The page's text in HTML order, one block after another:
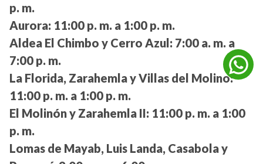
p. m.
Aurora: 11:00 p. m. a 1:00 p. m.
Aldea El Chimbo y Cerro Azul: 7:00 a. m. a
7:00 p. m.
La Florida, Zarahemla y Villas del Molino:
11:00 p. m. a 1:00 p. m.
El Molinón y Zarahemla II: 11:00 p. m. a 1:00
p. m.
Lomas de Mayab, Luis Landa, Casabola y